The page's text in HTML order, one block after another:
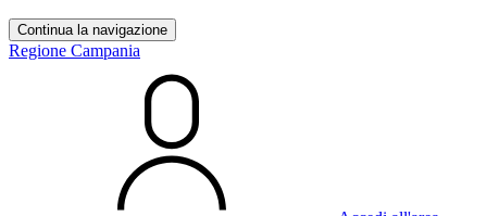
Continua la navigazione
Regione Campania